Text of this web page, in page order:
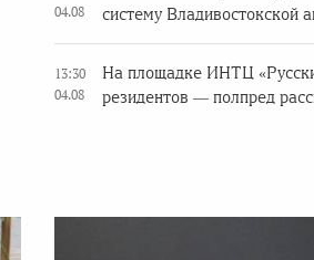
04.08
систему Владивостокской
13:30
04.08
На площадке ИНТЦ
резидентов — полпред